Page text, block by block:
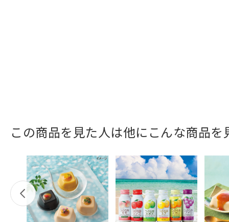
この商品を見た人は他にこんな商品を